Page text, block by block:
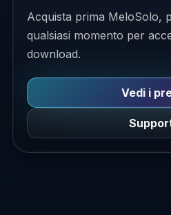
Acquista prima MeloSolo,
qualsiasi momento per
download.
Vedi i